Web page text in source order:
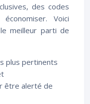
des codes
Voici
meilleur parti de
plus pertinents
être alerté de